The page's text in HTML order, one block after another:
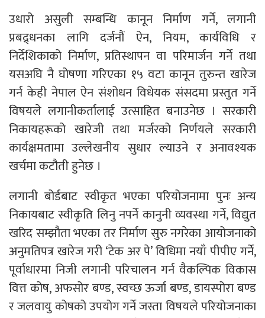
उधारो असुली सम्बन्धि कानून निर्माण गर्ने, लगानी
प्रबद्र्धनका लागि दर्जनौं ऐन, नियम, कार्यविधि र
निर्देशिकाको निर्माण, प्रतिस्थापन वा परिमार्जन गर्ने तथा
यसअघि नै घोषणा गरिएका १५ वटा कानून तुरुन्त खारेज
गर्न केही नेपाल ऐन संशोधन विधेयक संसदमा प्रस्तुत गर्ने
विषयले लगानीकर्तालाई उत्साहित बनाउनेछ । सरकारी
निकायहरूको खारेजी तथा मर्जरको निर्णयले सरकारी
कार्यक्षमतामा उल्लेखनीय सुधार ल्याउने र अनावश्यक
खर्चमा कटौती हुनेछ ।
लगानी बोर्डबाट स्वीकृत भएका परियोजनामा पुनः अन्य
निकायबाट स्वीकृति लिनु नपर्ने कानुनी व्यवस्था गर्ने, विद्युत
खरिद सम्झौता भएका तर निर्माण सुरु नगरेका आयोजनाको
अनुमतिपत्र खारेज गरी ‘टेक अर पे’ विधिमा नयाँ पीपीए गर्ने,
पूर्वाधारमा निजी लगानी परिचालन गर्न वैकल्पिक विकास
वित्त कोष, अफसोर बण्ड, स्वच्छ ऊर्जा बण्ड, डायस्पोरा बण्ड
र जलवायु कोषको उपयोग गर्ने जस्ता विषयले परियोजनाका